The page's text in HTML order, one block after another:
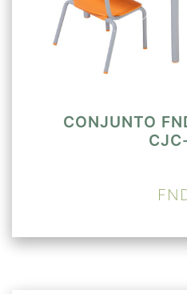
CONJUNTO